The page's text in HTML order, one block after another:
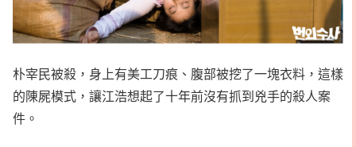
朴宰民被殺，身上有美工刀痕、腹部被挖了一塊衣料，這樣
的陳屍模式，讓江浩想起了十年前沒有抓到兇手的殺人案
件。